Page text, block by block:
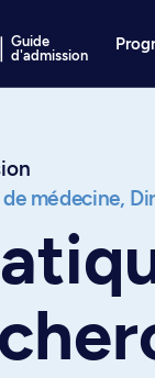
Guide
d'admission
médecine,